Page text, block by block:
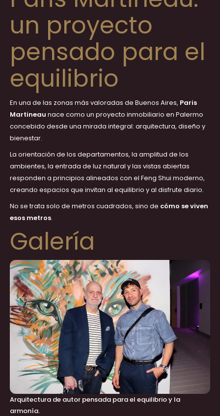
un proyecto
pensado para el
equilibrio
En una de las zonas más valoradas de Buenos Aires, Paris
Martineau nace como un proyecto inmobiliario en Palermo
concebido desde una mirada integral: arquitectura, diseño y
bienestar.
La orientación de los departamentos, la amplitud de los
ambientes, la entrada de luz natural y las vistas abiertas
responden a principios alineados con el Feng Shui moderno,
creando espacios que invitan al equilibrio y al disfrute diario.
No se trata solo de metros cuadrados, sino de cómo se viven
esos metros.
Galería
Arquitectura de autor pensada para el equilibrio y la
armonía.